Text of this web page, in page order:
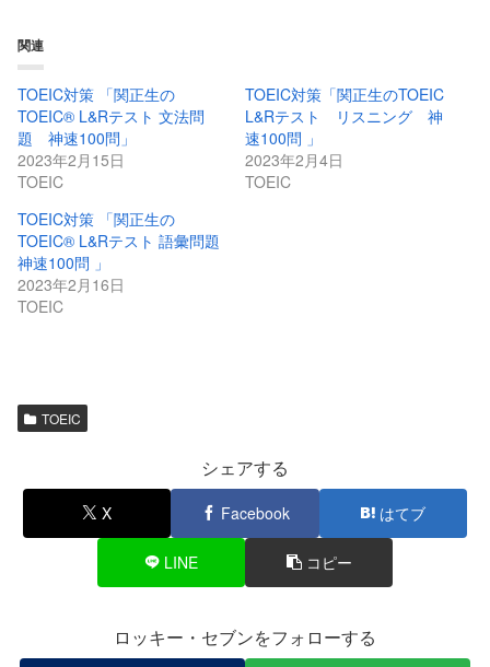
関連
TOEIC対策 「関正生の
TOEIC® L&Rテスト 文法問
題 神速100問」
2023年2月15日
TOEIC
TOEIC対策「関正生のTOEIC
L&Rテスト リスニング 神
速100問 」
2023年2月4日
TOEIC
TOEIC対策 「関正生の
TOEIC® L&Rテスト 語彙問題
神速100問 」
2023年2月16日
TOEIC
TOEIC
シェアする
X Facebook はてブ
LINE コピー
ロッキー・セブンをフォローする